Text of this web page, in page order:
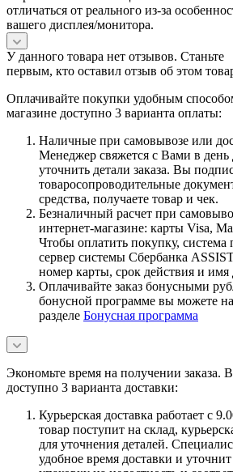
отличаться от реального из-за
вашего дисплея/монитора.
У данного товара нет отзывов. Станьте
первым, кто оставил отзыв об этом
Оплачивайте покупки удобным
магазине доступно 3 варианта оплаты:
Наличные при самовывозе или
Менеджер свяжется с Вами в день
уточнить детали заказа. Вы
товаросопроводительные
средства, получаете товар и чек.
Безналичный расчет при
интернет-магазине: карты Visa,
Чтобы оплатить покупку, система
сервер системы Сбербанка
номер карты, срок действия и имя
Оплачивайте заказ бонусными
бонусной программе вы можете
разделе Бонусная программа
Экономьте время на получении заказа.
доступно 3 варианта доставки:
Курьерская доставка работает с
товар поступит на склад,
для уточнения деталей.
удобное время доставки и